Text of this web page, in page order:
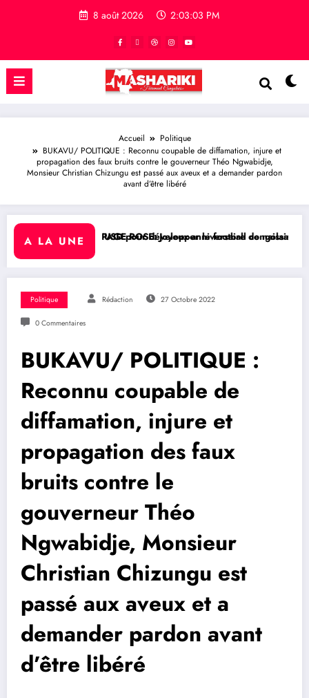
8 août 2026 2:03:04 PM
Accueil
Politique
BUKAVU/ POLITIQUE : Reconnu coupable de diffamation, injure et
propagation des faux bruits contre le gouverneur Théo Ngwabidje,
Monsieur Christian Chizungu est passé aux aveux et a demander pardon
avant d’être libéré
A LA UNE
pour développer le football congolais
ROSE: Joyeux anniversaire de naissance à l’Honorable Amato
RDC/ SPORT :
Politique Rédaction 27 Octobre 2022
0 Commentaires
BUKAVU/ POLITIQUE :
Reconnu coupable de
diffamation, injure et
propagation des faux
bruits contre le
gouverneur Théo
Ngwabidje, Monsieur
Christian Chizungu est
passé aux aveux et a
demander pardon avant
d’être libéré